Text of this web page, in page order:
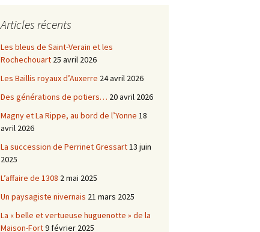
Châtellenie d’Etais
Châtellenies de Corvol et
Billy
Châtellenie de Chatel-
Articles récents
Les bleus de Saint-Verain et les
Rochechouart 25 avril 2026
Les Baillis royaux d’Auxerre 24 avril 2026
Des générations de potiers… 20 avril 2026
Magny et La Rippe, au bord de l’Yonne 18
avril 2026
La succession de Perrinet Gressart13 juin
2025
L’affaire de 1308 2 mai 2025
Un paysagiste nivernais 21 mars 2025
La « belle et vertueuse huguenotte » de la
Maison-Fort9 février 2025